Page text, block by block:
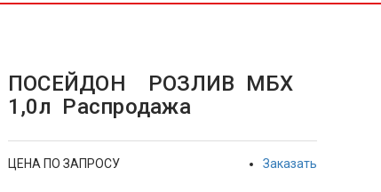
ПОСЕЙДОН РОЗЛИВ МБХ
1,0л Распродажа
ЦЕНА ПО ЗАПРОСУ Заказать